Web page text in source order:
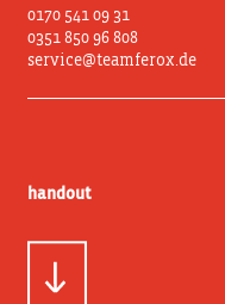
0170 541 09 31
0351 850 96 808
service@teamferox.de
handout